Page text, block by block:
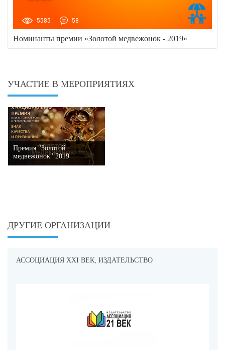
5585 58
Номинанты премии «Золотой медвежонок - 2019»
УЧАСТИЕ В МЕРОПРИЯТИЯХ
Премия "Золотой
медвежонок" 2019
ДРУГИЕ ОРГАНИЗАЦИИ
АССОЦИАЦИЯ XXI ВЕК, ИЗДАТЕЛЬСТВО